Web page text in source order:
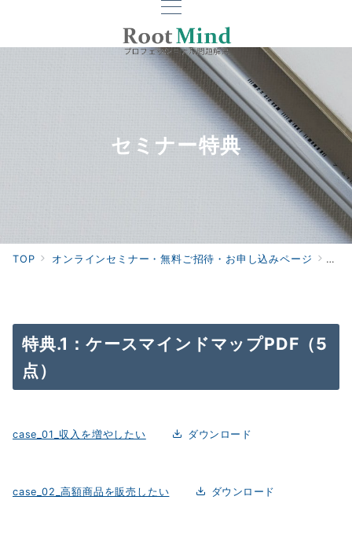
セミナー特典
TOP オンラインセミナー・無料ご招待・お申し込みページ セ
特典.1：ケースマインドマップPDF（5
点）
case_01_収入を増やしたい ダウンロード
case_02_高額商品を販売したい ダウンロード